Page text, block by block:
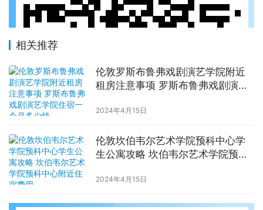
相关推荐
伦敦罗斯布鲁弗戏剧演艺学院附近
租房注意事项 罗斯布鲁弗戏剧演艺
2024年4月15日
伦敦坎伯韦尔艺术学院预科中心学
生公寓攻略 坎伯韦尔艺术学院预科
2024年4月15日